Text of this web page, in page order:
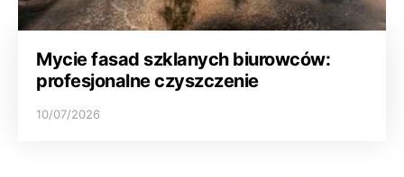
Mycie fasad szklanych biurowców:
profesjonalne czyszczenie
10/07/2026